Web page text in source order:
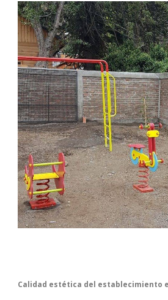
Calidad estética del establecimiento